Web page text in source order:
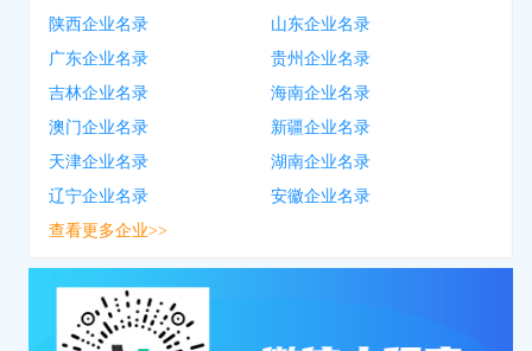
陕西企业名录
山东企业名录
广东企业名录
贵州企业名录
吉林企业名录
海南企业名录
澳门企业名录
新疆企业名录
天津企业名录
湖南企业名录
辽宁企业名录
安徽企业名录
查看更多企业>>